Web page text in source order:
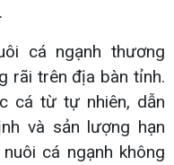
cá ngạnh thương
rãi trên địa bàn tỉnh.
cá từ tự nhiên, dẫn
và sản lượng hạn
cá ngạnh không